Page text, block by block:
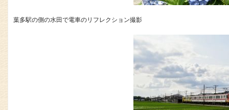
葉多駅の側の水田で電車のリフレクション撮影